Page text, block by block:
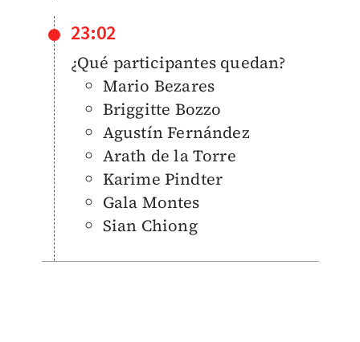
23:02
¿Qué participantes quedan?
Mario Bezares
Briggitte Bozzo
Agustín Fernández
Arath de la Torre
Karime Pindter
Gala Montes
Sian Chiong